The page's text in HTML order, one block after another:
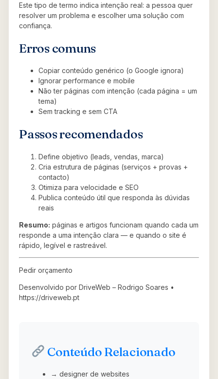
Este tipo de termo indica intenção real: a pessoa quer
resolver um problema e escolher uma solução com
confiança.
Erros comuns
Copiar conteúdo genérico (o Google ignora)
Ignorar performance e mobile
Não ter páginas com intenção (cada página = um
tema)
Sem tracking e sem CTA
Passos recomendados
Define objetivo (leads, vendas, marca)
Cria estrutura de páginas (serviços + provas +
contacto)
Otimiza para velocidade e SEO
Publica conteúdo útil que responda às dúvidas
reais
Resumo: páginas e artigos funcionam quando cada um
responde a uma intenção clara — e quando o site é
rápido, legível e rastreável.
Pedir orçamento
Desenvolvido por DriveWeb – Rodrigo Soares •
https://driveweb.pt
Conteúdo Relacionado
→ designer de websites